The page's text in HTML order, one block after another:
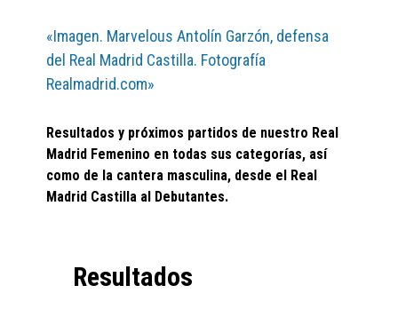
«Imagen. Marvelous Antolín Garzón, defensa
del Real Madrid Castilla. Fotografía
Realmadrid.com»
Resultados y próximos partidos de nuestro Real
Madrid Femenino en todas sus categorías, así
como de la cantera masculina, desde el Real
Madrid Castilla al Debutantes.
Resultados